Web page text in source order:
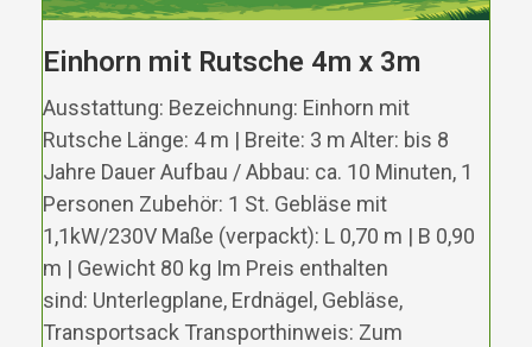
Einhorn mit Rutsche 4m x 3m
Ausstattung: Bezeichnung: Einhorn mit
Rutsche Länge: 4 m | Breite: 3 m Alter: bis 8
Jahre Dauer Aufbau / Abbau: ca. 10 Minuten, 1
Personen Zubehör: 1 St. Gebläse mit
1,1kW/230V Maße (verpackt): L 0,70 m | B 0,90
m | Gewicht 80 kg Im Preis enthalten
sind: Unterlegplane, Erdnägel, Gebläse,
Transportsack Transporthinweis: Zum